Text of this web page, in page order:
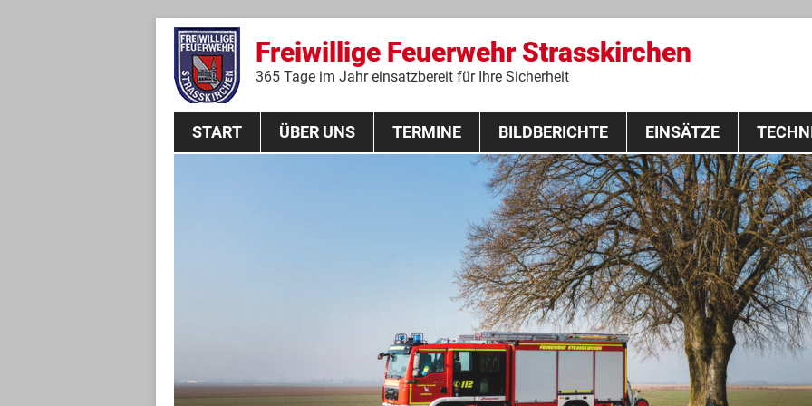
Freiwillige Feuerwehr Strasskirchen
365 Tage im Jahr einsatzbereit für Ihre Sicherheit
Zum
springen
START ÜBER UNS TERMINE
THL Lehrgang 2020
BILDBERICHTE EINSÄTZE
Fahrzeuge
Ausrüstung